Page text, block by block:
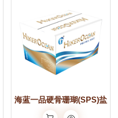
海蓝一品硬骨珊瑚(SPS)盐